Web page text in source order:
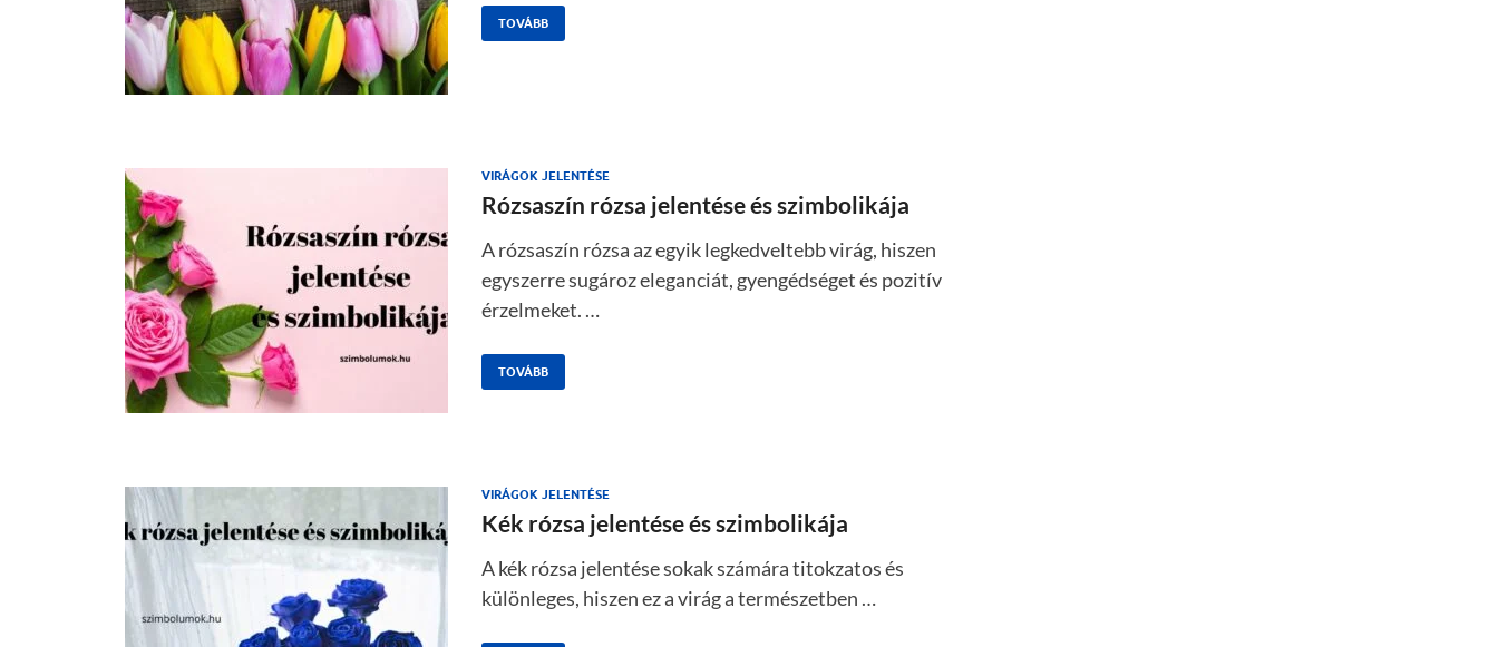
TOVÁBB
VIRÁGOK JELENTÉSE
Rózsaszín rózsa jelentése és szimbolikája
A rózsaszín rózsa az egyik legkedveltebb virág, hiszen
egyszerre sugároz eleganciát, gyengédséget és pozitív
érzelmeket. …
TOVÁBB
VIRÁGOK JELENTÉSE
Kék rózsa jelentése és szimbolikája
A kék rózsa jelentése sokak számára titokzatos és
különleges, hiszen ez a virág a természetben …